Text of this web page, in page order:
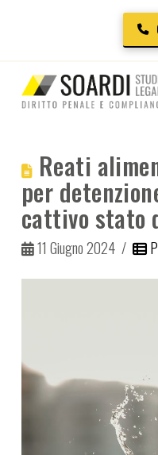
Reati
per
cattivo stato
11 Giugno 2024